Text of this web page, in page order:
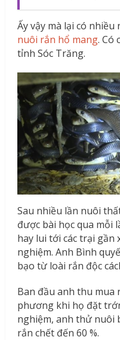
Ấy vậy mà lại có
nuôi rắn hổ mang. Có
tỉnh Sóc Trăng.
Sau nhiều lần nuôi
được bài học qua mỗi
hay lui tới các trại gần
nghiệm. Anh Bình
bạo từ loài rắn độc
Ban đầu anh thu mua
phương khi họ đặt
nghiệm, anh thử nuôi
rắn chết đến 60 %.